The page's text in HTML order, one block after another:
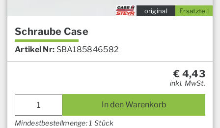
Ersatzteil
original
Schraube Case
Artikel Nr: SBA185846582
€ 4,43
inkl. MwSt.
In den Warenkorb
Mindestbestellmenge: 1 Stück